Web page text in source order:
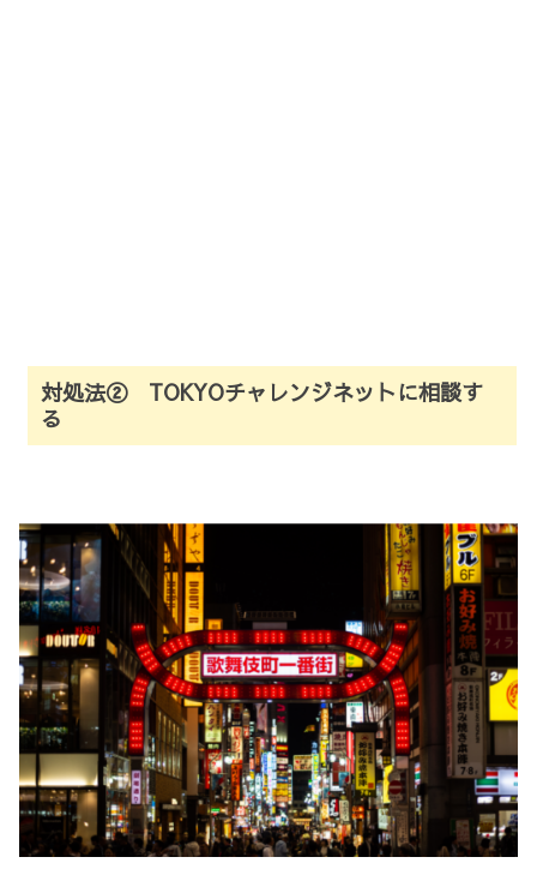
対処法② TOKYOチャレンジネットに相談す
る